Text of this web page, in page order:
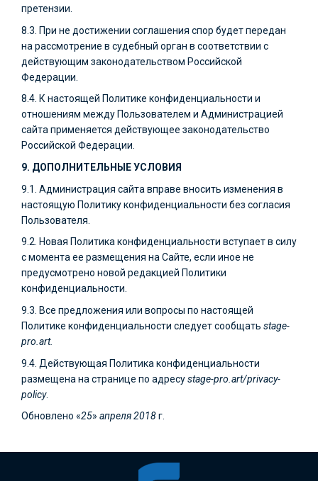
претензии.
8.3. При не достижении соглашения спор будет передан
на рассмотрение в судебный орган в соответствии с
действующим законодательством Российской
Федерации.
8.4. К настоящей Политике конфиденциальности и
отношениям между Пользователем и Администрацией
сайта применяется действующее законодательство
Российской Федерации.
9. ДОПОЛНИТЕЛЬНЫЕ УСЛОВИЯ
9.1. Администрация сайта вправе вносить изменения в
настоящую Политику конфиденциальности без согласия
Пользователя.
9.2. Новая Политика конфиденциальности вступает в силу
с момента ее размещения на Сайте, если иное не
предусмотрено новой редакцией Политики
конфиденциальности.
9.3. Все предложения или вопросы по настоящей
Политике конфиденциальности следует сообщать stage-
pro.art.
9.4. Действующая Политика конфиденциальности
размещена на странице по адресуstage-pro.art/privacy-
policy.
Обновлено «25» апреля2018г.